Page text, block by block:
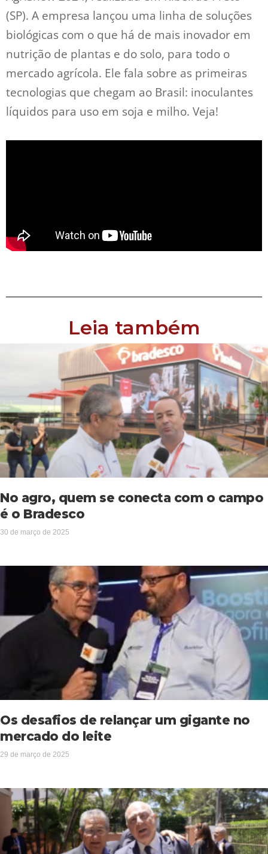
(SP). A empresa lançou uma linha de soluções
biológicas com o que há de mais inovador em
nutrição de plantas e do solo, para todo o
mercado agrícola. Ele fala sobre as primeiras
tecnologias que chegam ao Brasil: inoculantes
líquidos para uso em soja e milho. Veja!
Leia também
No agro, quem se conecta com o campo
é o Bradesco
30 de março de 2025
Os desafios de relançar um gigante no
mercado do leite
29 de março de 2025